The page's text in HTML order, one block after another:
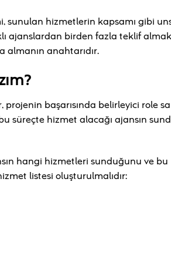
sunulan hizmetlerin kapsamı gibi
ajanslardan birden fazla teklif
almanın anahtarıdır.
projenin başarısında belirleyici role
süreçte hizmet alacağı ajansın
hangi hizmetleri sunduğunu ve bu
listesi oluşturulmalıdır: